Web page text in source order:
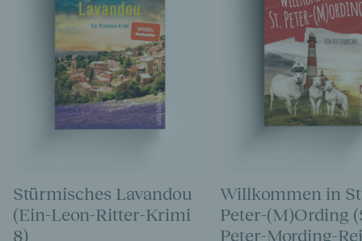
Stürmisches Lavandou
(Ein-Leon-Ritter-Krimi
8)
Willkommen in
Peter-(M)Ording
Peter-Mording-